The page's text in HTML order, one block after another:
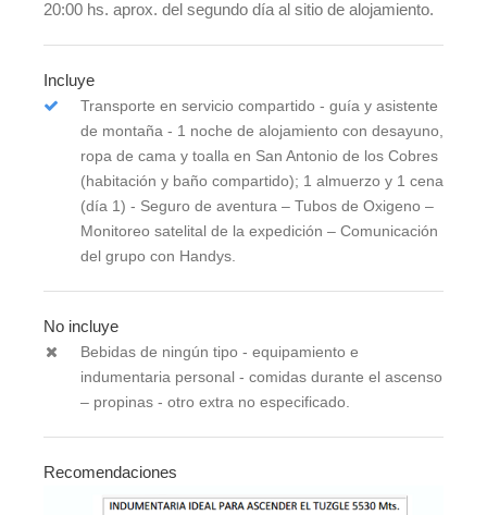
20:00 hs. aprox. del segundo día al sitio de alojamiento.
Incluye
Transporte en servicio compartido - guía y asistente
de montaña - 1 noche de alojamiento con desayuno,
ropa de cama y toalla en San Antonio de los Cobres
(habitación y baño compartido); 1 almuerzo y 1 cena
(día 1) - Seguro de aventura – Tubos de Oxigeno –
Monitoreo satelital de la expedición – Comunicación
del grupo con Handys.
No incluye
Bebidas de ningún tipo - equipamiento e
indumentaria personal - comidas durante el ascenso
– propinas - otro extra no especificado.
Recomendaciones